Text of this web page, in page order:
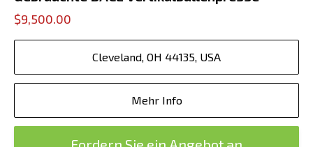
$9,500.00
Cleveland, OH 44135, USA
Mehr Info